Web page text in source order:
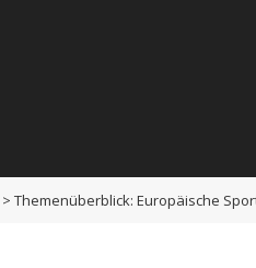
> Themenüberblick: Europäische